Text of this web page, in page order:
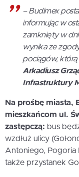
– Budimex
informując w
zamknięty w
wynika ze
pociągów, którą
Arkadiusz
Infrastruktury
Na prośbę miasta,
mieszkańcom ul.
zastępczą: bus
wzdłuż ulicy
Antoniego, Pogoria
także przystanek